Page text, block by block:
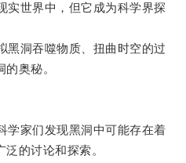
世界中，但它成为科学界探
洞吞噬物质、扭曲时空的过
奥秘。
家们发现黑洞中可能存在着
的讨论和探索。